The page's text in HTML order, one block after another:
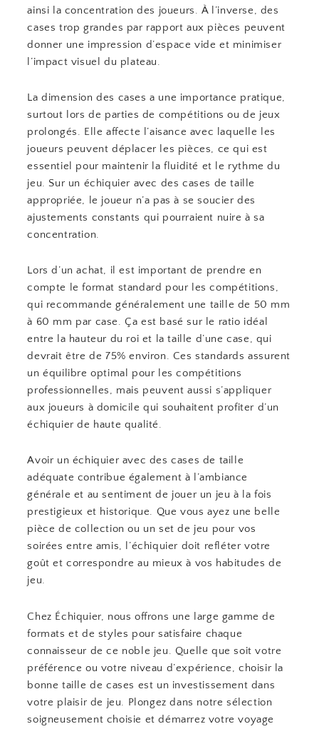
ainsi la concentration des joueurs. À l’inverse, des
cases trop grandes par rapport aux pièces peuvent
donner une impression d’espace vide et minimiser
l’impact visuel du plateau.
La dimension des cases a une importance pratique,
surtout lors de parties de compétitions ou de jeux
prolongés. Elle affecte l’aisance avec laquelle les
joueurs peuvent déplacer les pièces, ce qui est
essentiel pour maintenir la fluidité et le rythme du
jeu. Sur un échiquier avec des cases de taille
appropriée, le joueur n’a pas à se soucier des
ajustements constants qui pourraient nuire à sa
concentration.
Lors d’un achat, il est important de prendre en
compte le format standard pour les compétitions,
qui recommande généralement une taille de 50 mm
à 60 mm par case. Ça est basé sur le ratio idéal
entre la hauteur du roi et la taille d’une case, qui
devrait être de 75% environ. Ces standards assurent
un équilibre optimal pour les compétitions
professionnelles, mais peuvent aussi s’appliquer
aux joueurs à domicile qui souhaitent profiter d’un
échiquier de haute qualité.
Avoir un échiquier avec des cases de taille
adéquate contribue également à l’ambiance
générale et au sentiment de jouer un jeu à la fois
prestigieux et historique. Que vous ayez une belle
pièce de collection ou un set de jeu pour vos
soirées entre amis, l’échiquier doit refléter votre
goût et correspondre au mieux à vos habitudes de
jeu.
Chez Échiquier, nous offrons une large gamme de
formats et de styles pour satisfaire chaque
connaisseur de ce noble jeu. Quelle que soit votre
préférence ou votre niveau d’expérience, choisir la
bonne taille de cases est un investissement dans
votre plaisir de jeu. Plongez dans notre sélection
soigneusement choisie et démarrez votre voyage